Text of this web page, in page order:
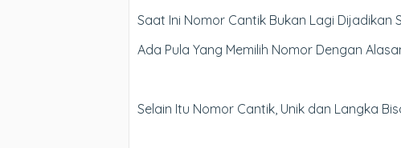
Saat Ini Nomor Cantik Bukan Lagi Dijadikan
Ada Pula Yang Memilih Nomor Dengan
Selain Itu Nomor Cantik, Unik dan Langka